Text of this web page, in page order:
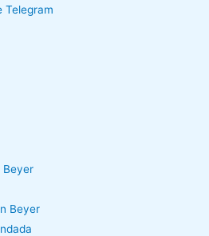
Telegram
Beyer
Beyer